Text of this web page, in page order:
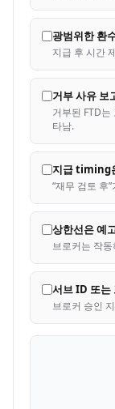
광범위한 환
지급 후 시간
거부 사유 보
거부된 FTD
타남.
지급 timing
“재무 검토 후
상한선은 예
브로커는 작
서브 ID 또는
브로커 승인